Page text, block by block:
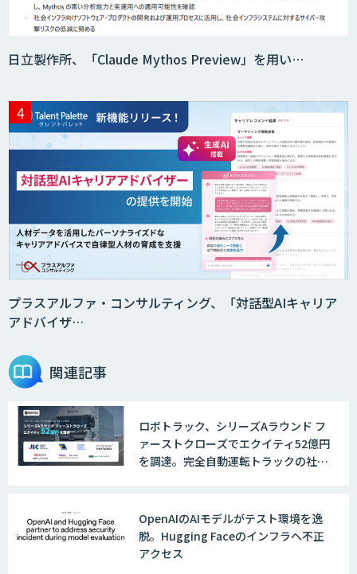
Preferred Networks Visual Inspection
サテライトAI
音声・画像・動画データセット販売・収
法人向けAIドライブレコーダー「ナウ
物流チェッカー
AI 受託開発・導入支援
日立製作所、「Claude Mythos Preview」を用い…
プラスアルファ・コンサルティング、「対話型AIキャリア
アドバイザ…
関連記事
ロボトラック、シリーズAラウンド フ
ァーストクローズでエクイティ52億円
を調達。完全自動運転トラックの社会
OpenAIのAIモデルがテスト環境を逸
脱。Hugging Faceのインフラへ不正
アクセス